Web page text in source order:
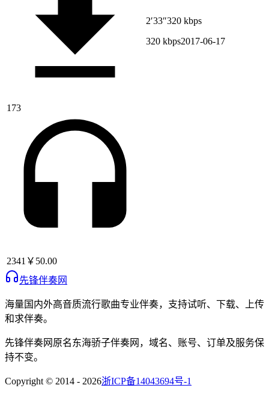
173
2341 ￥50.00
2′33″320 kbps
320 kbps2017-06-17
先锋伴奏网
海量国内外高音质流行歌曲专业伴奏，支持试听、下载、上传
和求伴奏。
先锋伴奏网 原名东海骄子伴奏网 ，域名、账号、订单及服务保
持不变。
Copyright © 2014 - 2026浙ICP备14043694号-1